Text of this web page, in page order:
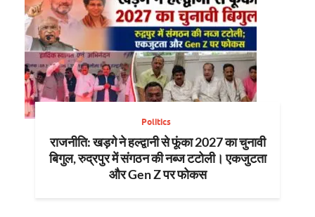
Politics
राजनीति: खड़गे ने हल्द्वानी से फूंका 2027 का चुनावी
बिगुल, रुद्रपुर में संगठन की नब्ज टटोली। एकजुटता
और Gen Z पर फोकस